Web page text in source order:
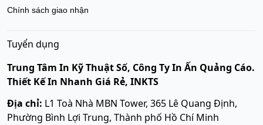
Chính sách giao nhận
Tuyển dụng
Trung Tâm In Kỹ Thuật Số, Công Ty In Ấn Quảng Cáo.
Thiết Kế In Nhanh Giá Rẻ, INKTS
Địa chỉ: L1 Toà Nhà MBN Tower, 365 Lê Quang Định,
Phường Bình Lợi Trung, Thành phố Hồ Chí Minh